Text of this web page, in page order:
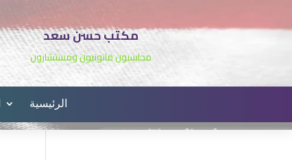
مكتب حسن سعد
محاسبون قانونيون ومستشارون
الرئيسية